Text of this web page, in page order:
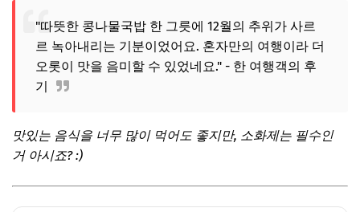
"따뜻한 콩나물국밥 한 그릇에 12월의 추위가 사르
르 녹아내리는 기분이었어요. 혼자만의 여행이라 더
오롯이 맛을 음미할 수 있었네요." - 한 여행객의 후
기
맛있는 음식을 너무 많이 먹어도 좋지만, 소화제는 필수인
거 아시죠? :)